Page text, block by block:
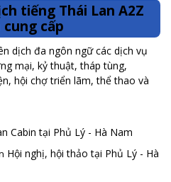
tiếng Thái Lan A2Z
cấp
dịch đa ngôn ngữ các dịch vụ
mại, kỷ thuật, tháp tùng,
hội chợ triển lãm, thể thao và
Cabin tại Phủ Lý - Hà Nam
Hội nghị, hội thảo tại Phủ Lý - Hà